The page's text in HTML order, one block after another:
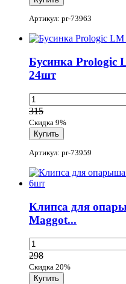
Артикул: pr-73963
Бусинка Prologic
24шт
315
Скидка 9%
Артикул: pr-73959
Клипса для
Maggot...
298
Скидка 20%